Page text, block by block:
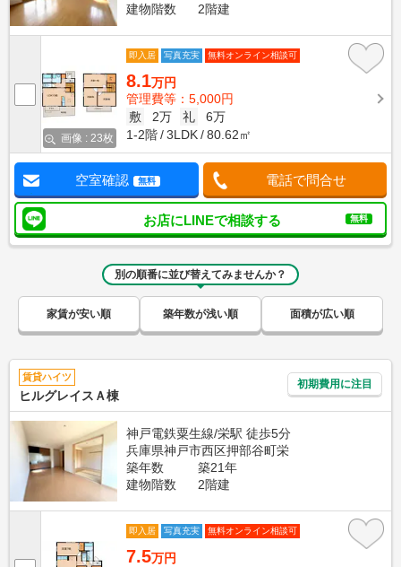
建物階数
2階建
画像 : 23枚
即入居 写真充実 無料オンライン相談可
8.1万円
管理費等：5,000円
敷
2万 礼
6万
1-2階
3LDK 80.62㎡
空室確認 無料 電話で問合せ
お店にLINEで相談する 無料
別の順番に並び替えてみませんか？
家賃が安い順 築年数が浅い順 面積が広い順
賃貸ハイツ
ヒルグレイスＡ棟
初期費用に注目
神戸電鉄粟生線/栄駅 徒歩5分
兵庫県神戸市西区押部谷町栄
築年数
築21年
建物階数
2階建
即入居 写真充実 無料オンライン相談可
7.5万円